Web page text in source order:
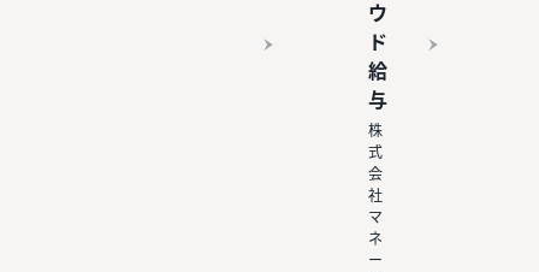
ウ
ド
給
与
株
式
会
社
マ
ネ
ー